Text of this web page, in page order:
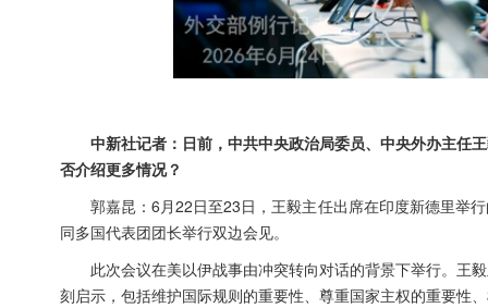
中新社记者：日前，中共中央政治局委员、中央外办主任
否介绍更多情况？
郭嘉昆：6月22日至23日，王毅主任出席在印度新德里举
同多国代表团团长举行双边会见。
此次会议在美以伊战事由冲突转向对话的背景下举行。王
刻启示，包括维护国际规则的重要性、尊重国家主权的重要性